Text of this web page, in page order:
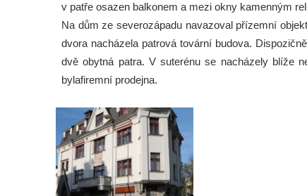
v patře osazen balkonem a mezi okny kamenným
Na dům ze severozápadu navazoval přízemní
dvora nacházela patrová tovární budova.
dvě obytná patra. V suterénu se nacházely blíže
bylafiremní prodejna.